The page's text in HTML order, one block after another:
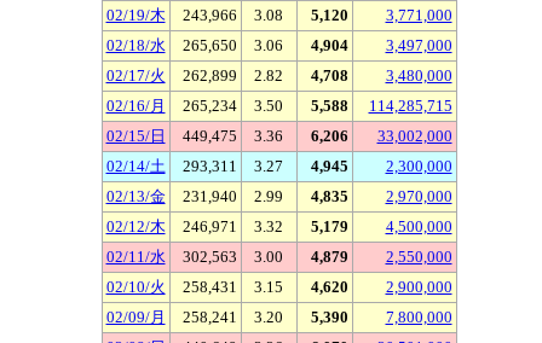
02/19/木
243,966 3.08 5,120
3,771,000
02/18/水
265,650 3.06 4,904
3,497,000
02/17/火
262,899 2.82 4,708
3,480,000
02/16/月
265,234 3.50 5,588
114,285,715
02/15/日
449,475 3.36 6,206
33,002,000
02/14/土
293,311 3.27 4,945
2,300,000
02/13/金
231,940 2.99 4,835
2,970,000
02/12/木
246,971 3.32 5,179
4,500,000
02/11/水
302,563 3.00 4,879
2,550,000
02/10/火
258,431 3.15 4,620
2,900,000
02/09/月
258,241 3.20 5,390
7,800,000